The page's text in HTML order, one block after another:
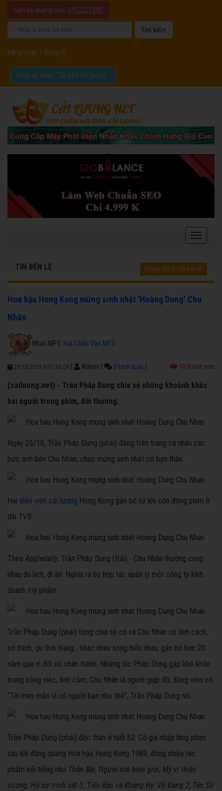
Liên hệ quảng cáo: 0932221090
Đăng nhập Đăng ký
Chia sẻ video "Tôi yêu cải lương".
TIN BÊN LỀ Trang chủ Tin bên lề
Hoa hậu Hong Kong mừng sinh nhật 'Hoàng Dung' Chu
Nhân
Nhạc MP3: Hát Chầu Văn MP3
25/10/2018 9:07:50 CH Admin 0 bình luận 1078 lượt xem
(cailuong.net) - Trần Pháp Dung chia sẻ những khoảnh khắc
hai người trong phim, đời thường.
Ngày 25/10, Trần Pháp Dung (phải) đăng trên trang cá nhân các
bức ảnh bên Chu Nhân, chúc mừng sinh nhật cô bạn thân.
Hai diễn viên cải lương Hong Kong gắn bó từ khi còn đóng phim ở
đài TVB.
Theo Appledaily, Trần Pháp Dung (trái) - Chu Nhân thường cùng
nhau du lịch, đi ăn. Ngoài ra họ hợp tác quản lý một công ty kinh
doanh mỹ phẩm.
Trần Pháp Dung (phải) từng chia sẻ cô và Chu Nhân có tính cách,
sở thích, gu thời trang... khác nhau song hiểu nhau, gắn bó hơn 20
năm qua vì đối xử chân thành. Những lúc Pháp Dung gặp khó khăn
trong công việc, tình cảm, Chu Nhân là người giúp đỡ, động viên cô.
"Tôi may mắn vì có người bạn như thế", Trần Pháp Dung nói.
Trần Pháp Dung (phải) độc thân ở tuổi 52. Cô gia nhập làng phim
sau khi đăng quang Hoa hậu Hong Kong 1989, đóng nhiều tác
phẩm nổi tiếng như Thần Bài, Người nơi biên giới, Mỹ vị thiên
vương, Hồ sơ trinh sát 3, Tiểu Bảo và Khang Hy, Võ Đang 2, Tân Sở